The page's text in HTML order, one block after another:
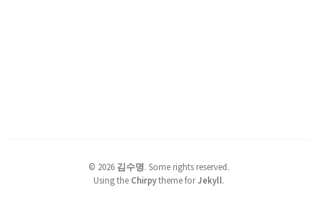
© 2026 김수명. Some rights reserved.
Using the Chirpytheme forJekyll.